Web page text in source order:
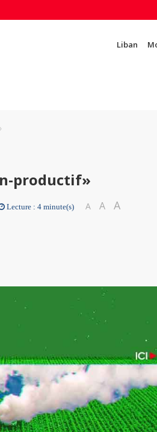
Liban
productif»
Lecture : 4 minute(s) A A A